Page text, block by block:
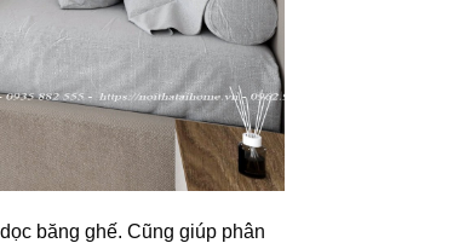
băng ghế. Cũng giúp phân